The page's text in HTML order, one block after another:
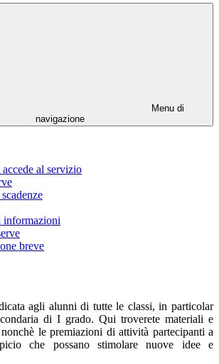
Menu di
navigazione
al servizio
breve
agli alunni di tutte le classi, in particolar
di I grado. Qui troverete materiali e
le premiazioni di attività partecipanti a
che possano stimolare nuove idee e